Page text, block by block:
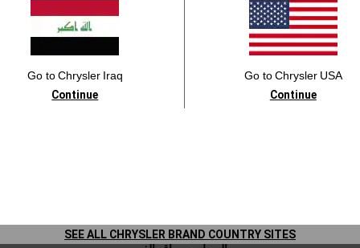
Go to Chrysler USA
Continue
Go toChrysler Iraq
Continue
SEE ALL CHRYSLER BRAND COUNTRY SITES
السلطات الحكومية أو لممارسة الشركة حقها أمام السلطات القضائية.
-فيما يتعلق بعلاقاتها التعاقدية- البيانات إلى بلدان أخرى بخلاف البلد التي
المثال: قد تحفظ الشركة بالبيانات في قاعدة بيانات تُديرها هيئات تتصرف